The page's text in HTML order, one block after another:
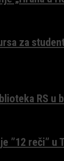
za
RS
”12 reči” u